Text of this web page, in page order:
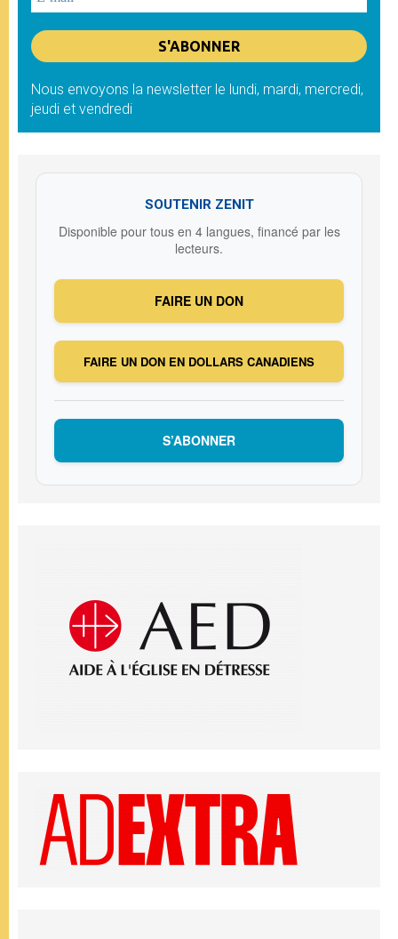
Nous envoyons la newsletter le lundi, mardi, mercredi,
jeudi et vendredi
SOUTENIR ZENIT
Disponible pour tous en 4 langues, financé par les
lecteurs.
FAIRE UN DON
FAIRE UN DON EN DOLLARS CANADIENS
S’ABONNER